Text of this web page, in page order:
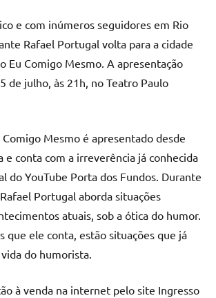
e com inúmeros seguidores em Rio
Rafael Portugal volta para a cidade
Eu Comigo Mesmo. A apresentação
de julho, às 21h, no Teatro Paulo
Comigo Mesmo é apresentado desde
e conta com a irreverência já conhecida
do YouTube Porta dos Fundos. Durante
Portugal aborda situações
atuais, sob a ótica do humor.
que ele conta, estão situações que já
do humorista.
à venda na internet pelo site Ingresso